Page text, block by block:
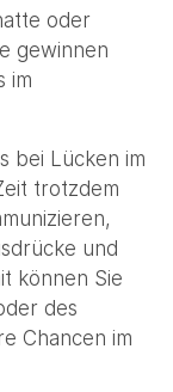
oder
gewinnen
im
bei Lücken im
trotzdem
und
können Sie
des
Chancen im